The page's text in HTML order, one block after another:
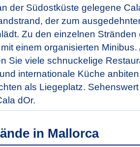
der Südostküste gelegene
der zum
Zu den einzelnen Stränden
einem organisierten Minibus.
Sie viele schnuckelige
internationale Küche
als Liegeplatz.
dOr.
in Mallorca